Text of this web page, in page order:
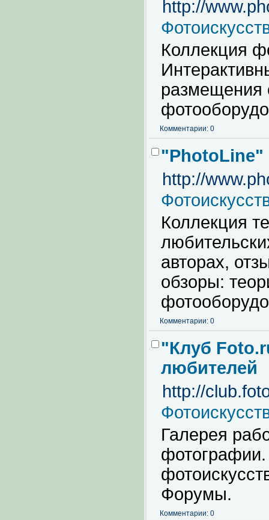
http://
Коллекция
размещения
Комментарии: 0
"PhotoLine"
http://
Коллекция
авторах,
обзоры:
Комментарии: 0
"Клуб
любителей
http://
Галерея
Форумы.
Комментарии: 0